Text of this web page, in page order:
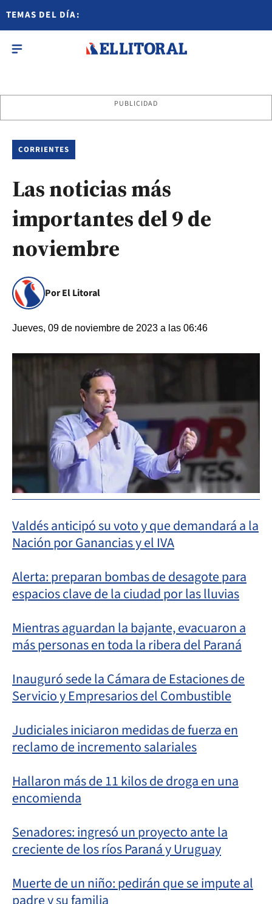
TEMAS DEL DÍA:
PUBLICIDAD
CORRIENTES
Las noticias más
importantes del 9 de
noviembre
Por El Litoral
Jueves, 09 de noviembre de 2023 a las 06:46
Valdés anticipó su voto y que demandará a la
Nación por Ganancias y el IVA
Alerta: preparan bombas de desagote para
espacios clave de la ciudad por las lluvias
Mientras aguardan la bajante, evacuaron a
más personas en toda la ribera del Paraná
Inauguró sede la Cámara de Estaciones de
Servicio y Empresarios del Combustible
Judiciales iniciaron medidas de fuerza en
reclamo de incremento salariales
Hallaron más de 11 kilos de droga en una
encomienda
Senadores: ingresó un proyecto ante la
creciente de los ríos Paraná y Uruguay
Muerte de un niño: pedirán que se impute al